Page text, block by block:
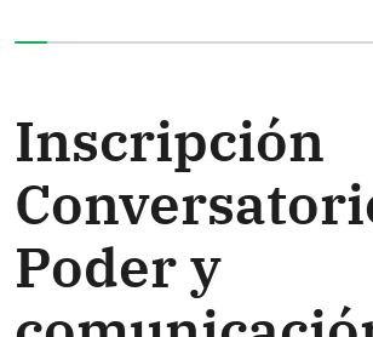
Inscripción
Poder y